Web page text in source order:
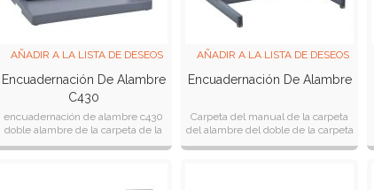
AÑADIR A LA LISTA DE DESEOS
Encuadernación De Alambre
C430
encuadernación de alambre c430
doble alambre de la carpeta de la
carpeta manual
AÑADIR A LA LISTA DE DESEOS
Encuadernación De Alambre
Carpeta del manual de la carpeta
del alambre del doble de la carpeta
del alambre